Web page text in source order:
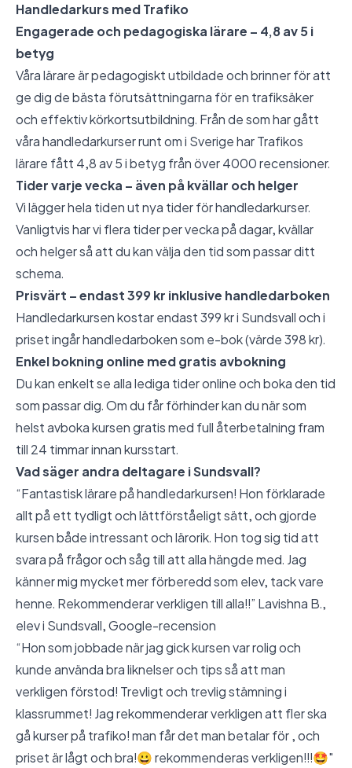
Handledarkurs med Trafiko
Engagerade och pedagogiska lärare – 4,8 av 5 i
betyg
Våra lärare är pedagogiskt utbildade och brinner för att
ge dig de bästa förutsättningarna för en trafiksäker
och effektiv körkortsutbildning. Från de som har gått
våra handledarkurser runt om i Sverige har Trafikos
lärare fått 4,8 av 5 i betyg från över 4000 recensioner.
Tider varje vecka – även på kvällar och helger
Vi lägger hela tiden ut nya tider för handledarkurser.
Vanligtvis har vi flera tider per vecka på dagar, kvällar
och helger så att du kan välja den tid som passar ditt
schema.
Prisvärt – endast 399 kr inklusive handledarboken
Handledarkursen kostar endast 399 kr i Sundsvall och i
priset ingår handledarboken som e-bok (värde 398 kr).
Enkel bokning online med gratis avbokning
Du kan enkelt se alla lediga tider online och boka den tid
som passar dig. Om du får förhinder kan du när som
helst avboka kursen gratis med full återbetalning fram
till 24 timmar innan kursstart.
Vad säger andra deltagare i Sundsvall?
“Fantastisk lärare på handledarkursen! Hon förklarade
allt på ett tydligt och lättförståeligt sätt, och gjorde
kursen både intressant och lärorik. Hon tog sig tid att
svara på frågor och såg till att alla hängde med. Jag
känner mig mycket mer förberedd som elev, tack vare
henne. Rekommenderar verkligen till alla!!” Lavishna B.,
elev i Sundsvall,Google-recension
“Hon som jobbade när jag gick kursen var rolig och
kunde använda bra liknelser och tips så att man
verkligen förstod! Trevligt och trevlig stämning i
klassrummet! Jag rekommenderar verkligen att fler ska
gå kurser på trafiko! man får det man betalar för , och
priset är lågt och bra!😀 rekommenderas verkligen!!!🤩"